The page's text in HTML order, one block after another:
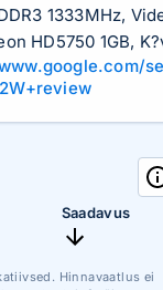
1333MHz,
HD5750 1GB,
kirjutaja,
550W Xilence
Windows
jne..), Antiviirus
Saadavus
Hinnavaatlus ei